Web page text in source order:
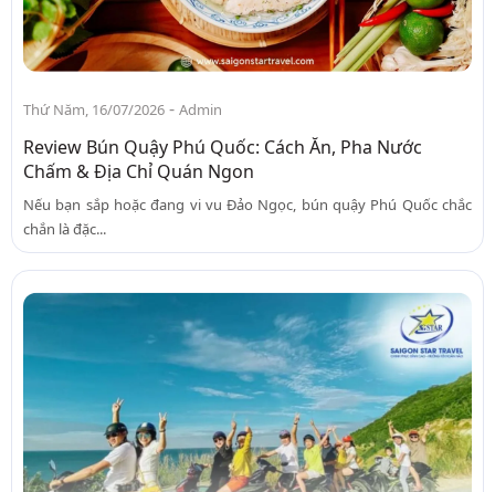
Thứ Năm, 16/07/2026 - Admin
Review Bún Quậy Phú Quốc: Cách Ăn, Pha Nước
Chấm & Địa Chỉ Quán Ngon
Nếu bạn sắp hoặc đang vi vu Đảo Ngọc, bún quậy Phú Quốc chắc
chắn là đặc...